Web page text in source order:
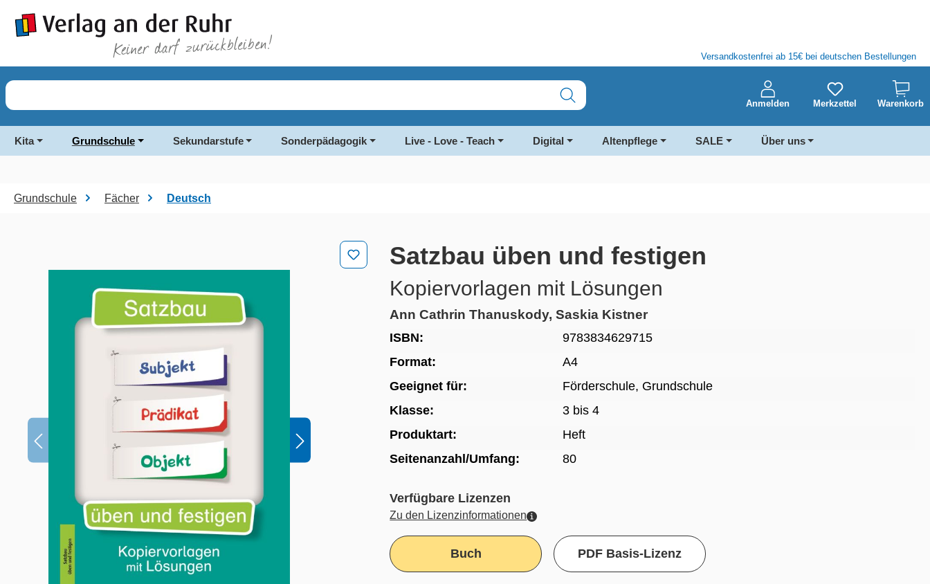
Zur Hauptnavigation springen
Versandkostenfrei ab 15€ bei deutschen Bestellungen
Anmelden Merkzettel Warenkorb
Kita Grundschule Sekundarstufe Sonderpädagogik Live - Love - Teach Digital Altenpflege SALE Über uns
Grundschule Fächer Deutsch
Satzbau üben und festigen
Kopiervorlagen mit Lösungen
Ann Cathrin Thanuskody, Saskia Kistner
ISBN:
9783834629715
Format:
A4
Geeignet für:
Förderschule, Grundschule
Klasse:
3 bis 4
Produktart:
Heft
Seitenanzahl/Umfang:
80
Verfügbare Lizenzen
Zu den Lizenzinformationen
Buch PDF Basis-Lizenz